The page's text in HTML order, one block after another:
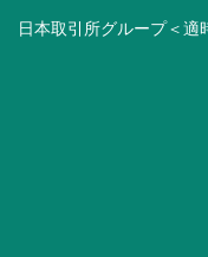
日本取引所グループ＜適